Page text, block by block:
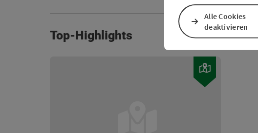
Top-Highlights
Alle Cookies
deaktivieren